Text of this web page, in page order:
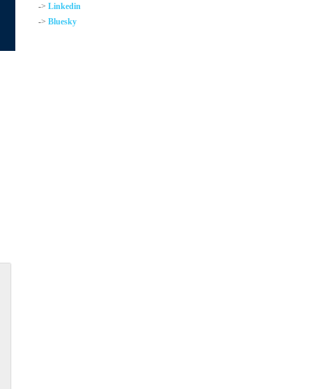
->Linkedin
->Bluesky